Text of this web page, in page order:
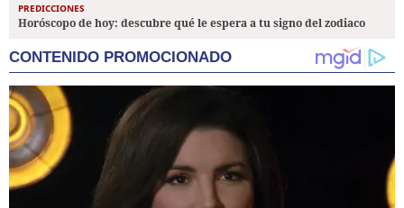
PREDICCIONES
Horóscopo de hoy: descubre qué le espera a tu signo del zodiaco
CONTENIDO PROMOCIONADO